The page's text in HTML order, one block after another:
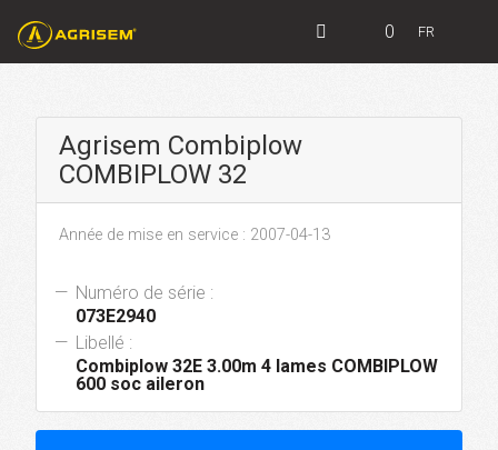
0 FR
Agrisem Combiplow
COMBIPLOW 32
Année de mise en service : 2007-04-13
Numéro de série :
073E2940
Libellé :
Combiplow 32E 3.00m 4 lames COMBIPLOW
600 soc aileron